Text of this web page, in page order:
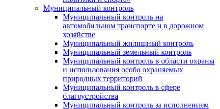
Муниципальный контроль
Муниципальный контроль на
автомобильном транспорте и в дорожном
хозяйстве
Муниципальный жилищный контроль
Муниципальный земельный контроль
Муниципальный контроль в области охраны
и использования особо охраняемых
природных территорий
Муниципальный контроль в сфере
благоустройства
Муниципальный контроль за исполнением